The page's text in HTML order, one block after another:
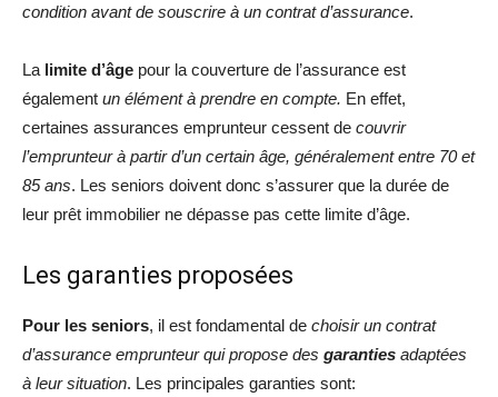
condition avant de souscrire à un contrat d’assurance.
La limite d’âge pour la couverture de l’assurance est
également un élément à prendre en compte. En effet,
certaines assurances emprunteur cessent de couvrir
l’emprunteur à partir d’un certain âge, généralement entre 70 et
85 ans. Les seniors doivent donc s’assurer que la durée de
leur prêt immobilier ne dépasse pas cette limite d’âge.
Les garanties proposées
Pour les seniors, il est fondamental de choisir un contrat
d’assurance emprunteur qui propose des garanties adaptées
à leur situation. Les principales garanties sont: